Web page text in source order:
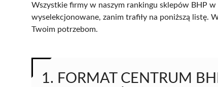
Wszystkie firmy w naszym rankingu sklepów BHP
wyselekcjonowane, zanim trafiły na poniższą listę.
Twoim potrzebom.
1. FORMAT CENTRUM